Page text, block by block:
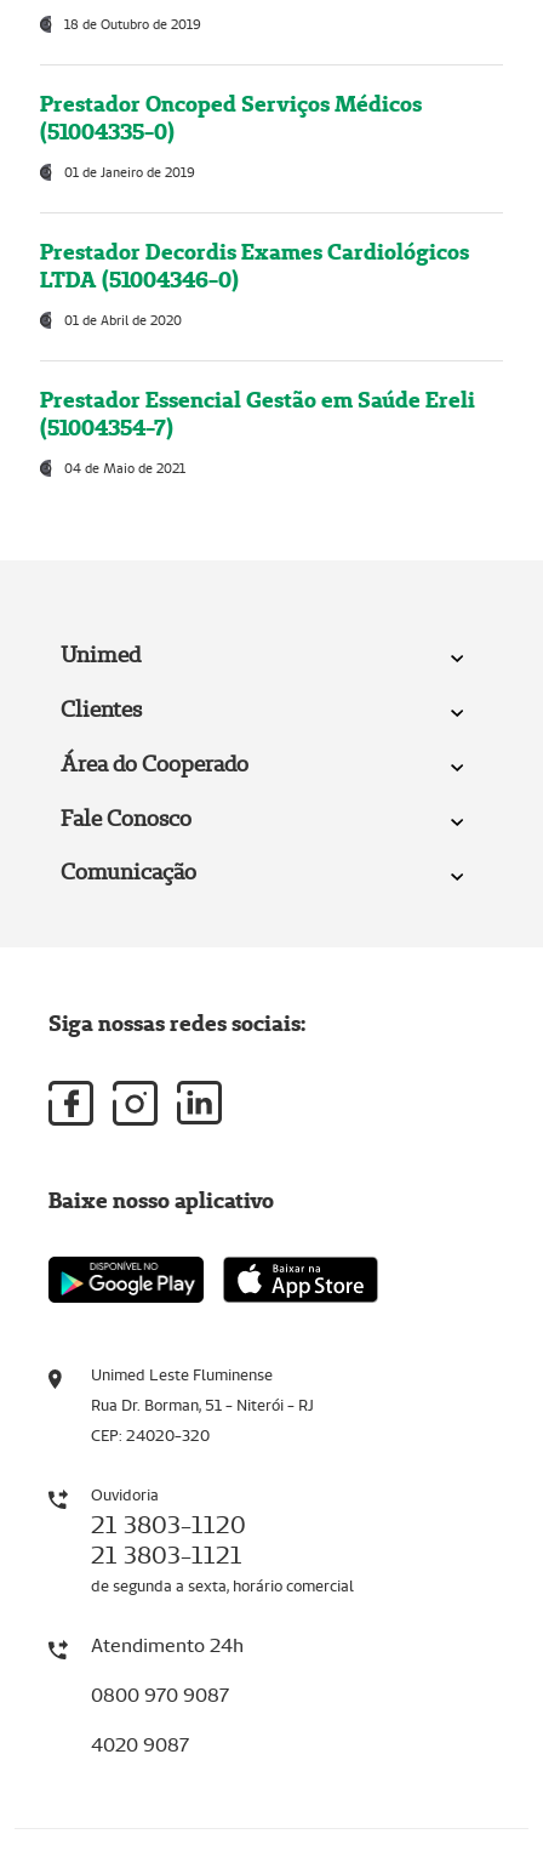
18 de Outubro de 2019
Prestador Oncoped Serviços Médicos
(51004335-0)
01 de Janeiro de 2019
Prestador Decordis Exames Cardiológicos
LTDA (51004346-0)
01 de Abril de 2020
Prestador Essencial Gestão em Saúde Ereli
(51004354-7)
04 de Maio de 2021
Unimed
Clientes
Área do Cooperado
Fale Conosco
Comunicação
Unimed Leste Fluminense
Rua Dr. Borman, 51 - Niterói - RJ
CEP: 24020-320
Ouvidoria
21 3803-1120
21 3803-1121
de segunda a sexta, horário comercial
Atendimento 24h
0800 970 9087
4020 9087
Siga nossas redes sociais:
Baixe nosso aplicativo